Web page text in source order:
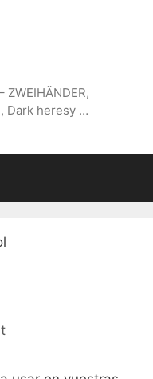
ZWEIHÄNDER,
Dark heresy …